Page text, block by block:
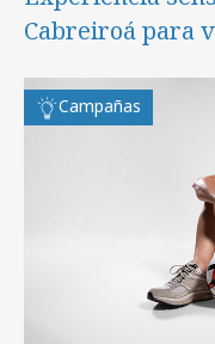
Cabreiroá para
Campañas